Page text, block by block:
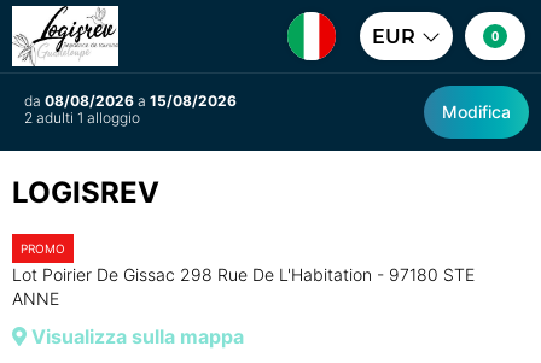
EUR 0
da 08/08/2026 a 15/08/2026
2 adulti 1 alloggio
Modifica
LOGISREV
PROMO
Lot Poirier De Gissac 298 Rue De L'Habitation - 97180 STE
ANNE
Visualizza sulla mappa